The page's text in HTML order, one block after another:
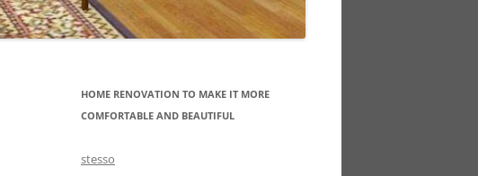
HOME RENOVATION TO MAKE IT MORE
COMFORTABLE AND BEAUTIFUL
stesso